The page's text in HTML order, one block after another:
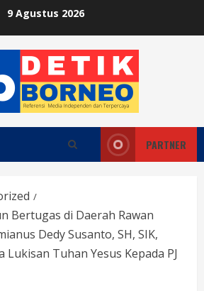
9 Agustus 2026
PARTNER
Bertugas di Daerah Rawan
Dedy Susanto, SH, SIK,
Lukisan Tuhan Yesus Kepada PJ